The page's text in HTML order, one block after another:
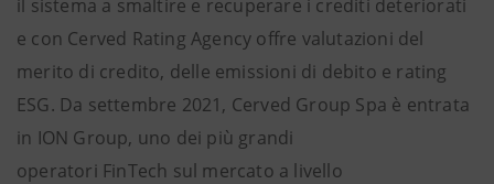
il sistema a smaltire e recuperare i crediti deteriorati
e con Cerved Rating Agency offre valutazioni del
merito di credito, delle emissioni di debito e rating
ESG. Da settembre 2021, Cerved Group Spa è entrata
in ION Group, uno dei più grandi
operatori FinTech sul mercato a livello